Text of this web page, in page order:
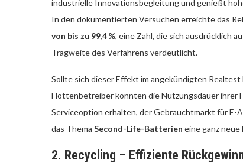
industrielle Innovationsbegleitung und genießt
In den dokumentierten Versuchen erreichte das
von bis zu 99,4 %, eine Zahl, die sich ausdrücklich
Tragweite des Verfahrens verdeutlicht.
Sollte sich dieser Effekt im angekündigten
Flottenbetreiber könnten die Nutzungsdauer ihrer
Serviceoption erhalten, der Gebrauchtmarkt für
das Thema Second-Life-Batterien eine ganz neue
2. Recycling – Effiziente